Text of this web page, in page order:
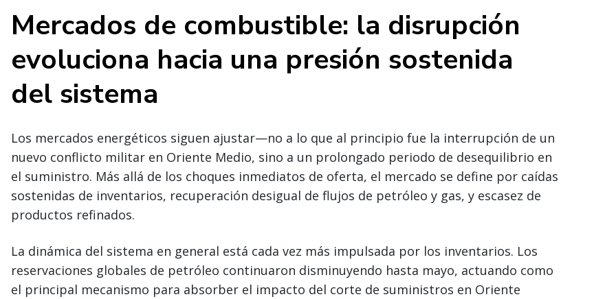
Mercados de combustible: la disrupción
evoluciona hacia una presión sostenida
del sistema
Los mercados energéticos siguen ajustar—no a lo que al principio fue la interrupción de un
nuevo conflicto militar en Oriente Medio, sino a un prolongado periodo de desequilibrio en
el suministro. Más allá de los choques inmediatos de oferta, el mercado se define por caídas
sostenidas de inventarios, recuperación desigual de flujos de petróleo y gas, y escasez de
productos refinados.
La dinámica del sistema en general está cada vez más impulsada por los inventarios. Los
reservaciones globales de petróleo continuaron disminuyendo hasta mayo, actuando como
el principal mecanismo para absorber el impacto del corte de suministros en Oriente